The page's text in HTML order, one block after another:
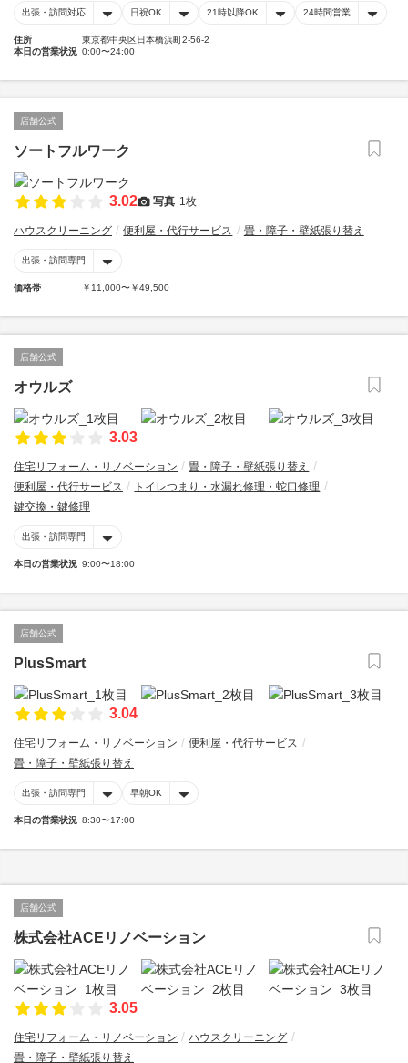
出張・訪問対応 日祝OK 21時以降OK 24時間営業
住所
東京都中央区日本橋浜町2-56-2
本日の営業状況 0:00〜24:00
店舗公式
ソートフルワーク
3.02 写真 1枚
ハウスクリーニング 便利屋・代行サービス 畳・障子・壁紙張り替え
出張・訪問専門
価格帯 ￥11,000〜￥49,500
店舗公式
オウルズ
3.03
住宅リフォーム・リノベーション
畳・障子・壁紙張り替え
便利屋・代行サービス
トイレつまり・水漏れ修理・蛇口修理
鍵交換・鍵修理
出張・訪問専門
本日の営業状況 9:00〜18:00
店舗公式
PlusSmart
3.04
住宅リフォーム・リノベーション
便利屋・代行サービス
畳・障子・壁紙張り替え
出張・訪問専門 早朝OK
本日の営業状況 8:30〜17:00
店舗公式
株式会社ACEリノベーション
3.05
住宅リフォーム・リノベーション
ハウスクリーニング
畳・障子・壁紙張り替え